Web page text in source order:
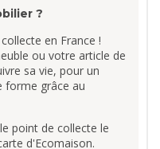
?
en France !
ou votre article de
sa vie, pour un
forme grâce au
point de collecte le
d'Ecomaison.